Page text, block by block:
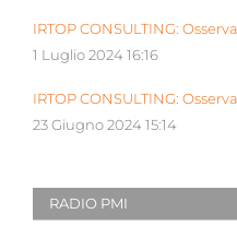
IRTOP CONSULTING:
1 Luglio 2024 16:16
IRTOP CONSULTING:
23 Giugno 2024 15:14
RADIO PMI